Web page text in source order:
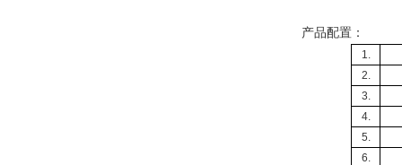
产品配置：
1.
2.
3.
4.
5.
6.